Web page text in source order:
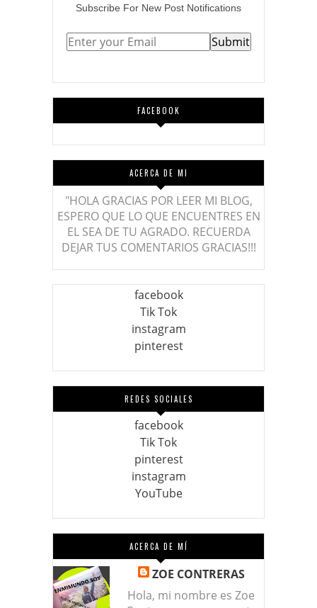
Subscribe For New Post Notifications
FACEBOOK
ACERCA DE MI
"HOLA GRACIAS POR LEER MI BLOG,
ESPERO QUE LO QUE ENCUENTRES EN
EL SEA DE TU AGRADO. RECUERDA
DEJAR TUS COMENTARIOS GRACIAS!!!
facebook
Tik Tok
instagram
pinterest
REDES SOCIALES
facebook
Tik Tok
pinterest
instagram
YouTube
ACERCA DE MÍ
ZOE CONTRERAS
Hola, mi nombre es Zoe